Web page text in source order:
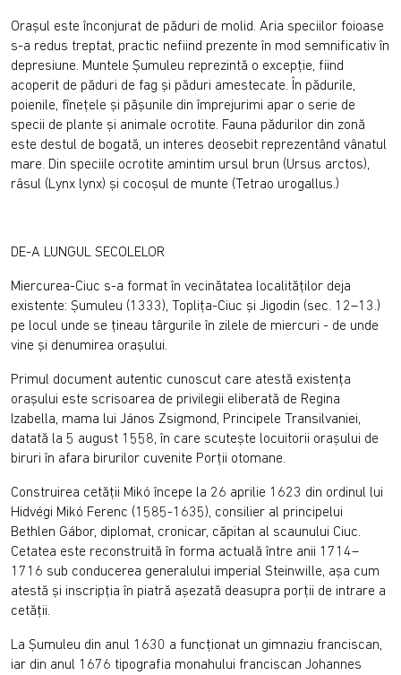
Oraşul este înconjurat de păduri de molid. Aria speciilor foioase
s-a redus treptat, practic nefiind prezente în mod semnificativ în
depresiune. Muntele Şumuleu reprezintă o excepţie, fiind
acoperit de păduri de fag şi păduri amestecate. În pădurile,
poienile, fîneţele şi păşunile din împrejurimi apar o serie de
specii de plante şi animale ocrotite. Fauna pădurilor din zonă
este destul de bogată, un interes deosebit reprezentând vânatul
mare. Din speciile ocrotite amintim ursul brun (Ursus arctos),
râsul (Lynx lynx) şi cocoşul de munte (Tetrao urogallus.)
DE-A LUNGUL SECOLELOR
Miercurea-Ciuc s-a format în vecinătatea localităţilor deja
existente: Şumuleu (1333), Topliţa-Ciuc şi Jigodin (sec. 12–13.)
pe locul unde se ţineau târgurile în zilele de miercuri - de unde
vine şi denumirea oraşului.
Primul document autentic cunoscut care atestă existenţa
oraşului este scrisoarea de privilegii eliberată de Regina
Izabella, mama lui János Zsigmond, Principele Transilvaniei,
datată la 5 august 1558, în care scuteşte locuitorii oraşului de
biruri în afara birurilor cuvenite Porţii otomane.
Construirea cetăţii Mikó începe la 26 aprilie 1623 din ordinul lui
Hidvégi Mikó Ferenc (1585-1635), consilier al principelui
Bethlen Gábor, diplomat, cronicar, căpitan al scaunului Ciuc.
Cetatea este reconstruită în forma actuală între anii 1714–
1716 sub conducerea generalului imperial Steinwille, aşa cum
atestă şi inscripţia în piatră aşezată deasupra porţii de intrare a
cetăţii.
La Şumuleu din anul 1630 a funcţionat un gimnaziu franciscan,
iar din anul 1676 tipografia monahului franciscan Johannes